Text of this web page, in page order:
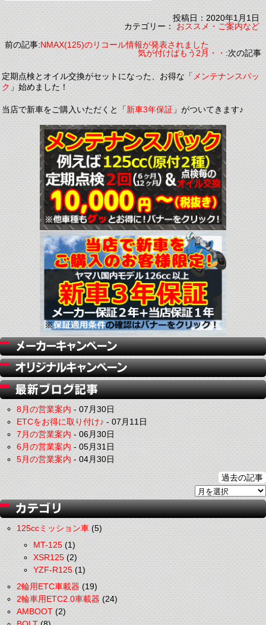
投稿日：2020年1月1日
カテゴリー：おススメ・ご案内など
前の記事:NMAX(125)のリコール情報が発表されました
気が付けばもう2月・・:次の記事
定期点検とオイル交換がセットになった、お得な「メンテナンスパッ
ク」始めました！
当店で新車をご購入いただくと「新車3年保証」がついてきます♪
8月の営業案内-07月30日
ETCをお得に取り付け♪-07月11日
7月の営業案内-06月30日
6月の営業案内-05月31日
5月の営業案内-04月30日
過去の記事
125ccミッション車(5)
MT-125(1)
XSR125(2)
YZF-R125(1)
2輪用ETC車載器(19)
2輪車用ETC2.0車載器(24)
AMBOOT(2)